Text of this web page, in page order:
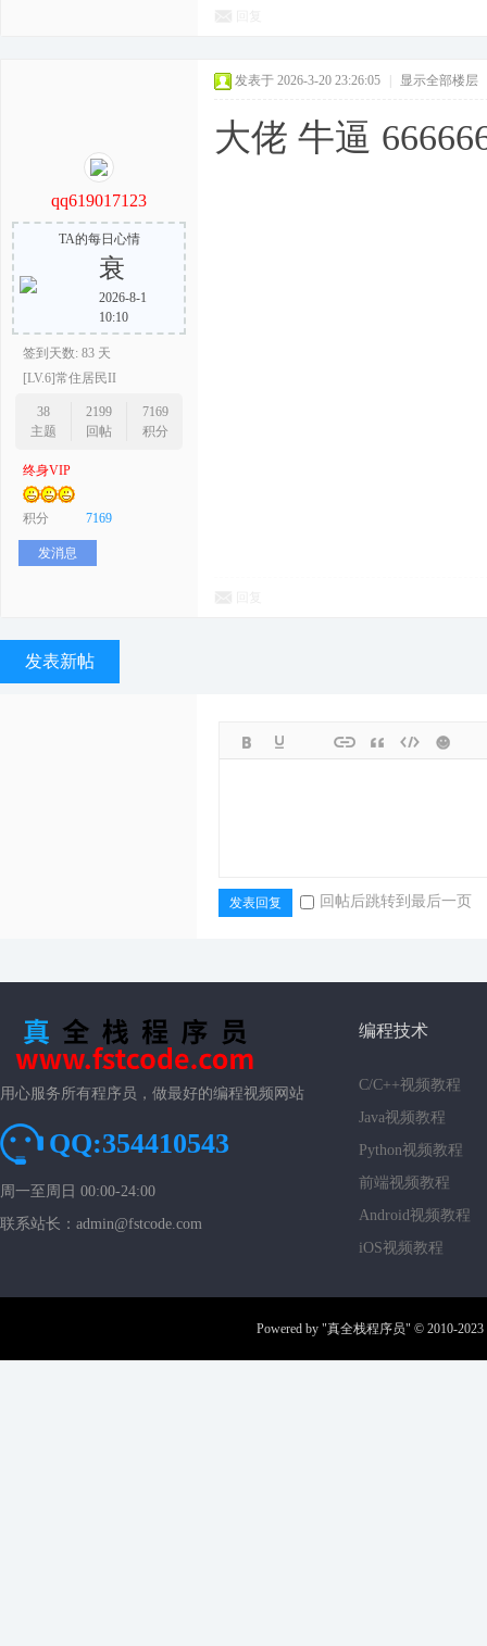
qq619017123
TA的每日心情
衰
2026-8-1
10:10
签到天数: 83 天
[LV.6]常住居民II
38
主题
2199
回帖
7169
积分
终身VIP
积分 7169
发消息
发表于 2026-3-20 23:26:05 显示全部楼层
大佬 牛逼
发表新帖
发表回复 回帖后跳转到最后一页
用心服务所有程序员，做最好的编程视频网站
QQ:354410543
周一至周日 00:00-24:00
联系站长：admin@fstcode.com
编程技术
C/C++视频教程
Java视频教程
Python视频教程
前端视频教程
Android视频教程
iOS视频教程
Powered by "真全栈程序员" © 2010-2023